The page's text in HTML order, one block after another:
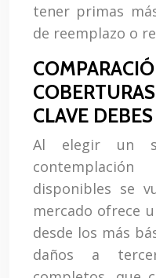
tener primas
de reemplazo o
CLAVE
Al elegir un
disponibles se
mercado ofrece
desde los más
daños a